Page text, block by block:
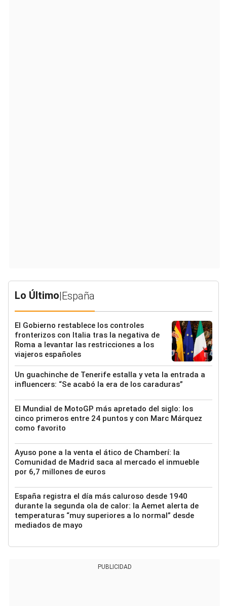
Lo Último|España
El Gobierno restablece los controles
fronterizos con Italia tras la negativa de
Roma a levantar las restricciones a los
viajeros españoles
Un guachinche de Tenerife estalla y veta la entrada a
influencers: “Se acabó la era de los caraduras”
El Mundial de MotoGP más apretado del siglo: los
cinco primeros entre 24 puntos y con Marc Márquez
como favorito
Ayuso pone a la venta el ático de Chamberí: la
Comunidad de Madrid saca al mercado el inmueble
por 6,7 millones de euros
España registra el día más caluroso desde 1940
durante la segunda ola de calor: la Aemet alerta de
temperaturas “muy superiores a lo normal” desde
mediados de mayo
PUBLICIDAD